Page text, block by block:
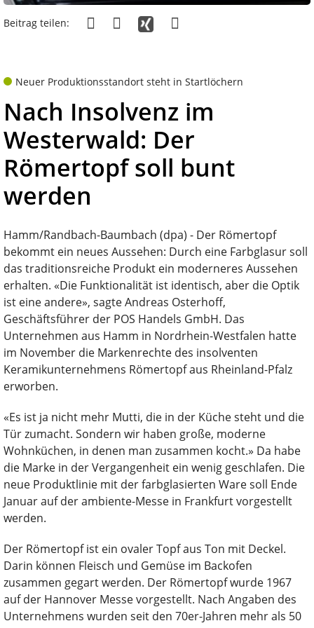
Beitrag teilen:
Neuer Produktionsstandort steht in Startlöchern
Nach Insolvenz im
Westerwald: Der
Römertopf soll bunt
werden
Hamm/Randbach-Baumbach (dpa) - Der Römertopf
bekommt ein neues Aussehen: Durch eine Farbglasur soll
das traditionsreiche Produkt ein moderneres Aussehen
erhalten. «Die Funktionalität ist identisch, aber die Optik
ist eine andere», sagte Andreas Osterhoff,
Geschäftsführer der POS Handels GmbH. Das
Unternehmen aus Hamm in Nordrhein-Westfalen hatte
im November die Markenrechte des insolventen
Keramikunternehmens Römertopf aus Rheinland-Pfalz
erworben.
«Es ist ja nicht mehr Mutti, die in der Küche steht und die
Tür zumacht. Sondern wir haben große, moderne
Wohnküchen, in denen man zusammen kocht.» Da habe
die Marke in der Vergangenheit ein wenig geschlafen. Die
neue Produktlinie mit der farbglasierten Ware soll Ende
Januar auf der ambiente-Messe in Frankfurt vorgestellt
werden.
Der Römertopf ist ein ovaler Topf aus Ton mit Deckel.
Darin können Fleisch und Gemüse im Backofen
zusammen gegart werden. Der Römertopf wurde 1967
auf der Hannover Messe vorgestellt. Nach Angaben des
Unternehmens wurden seit den 70er-Jahren mehr als 50